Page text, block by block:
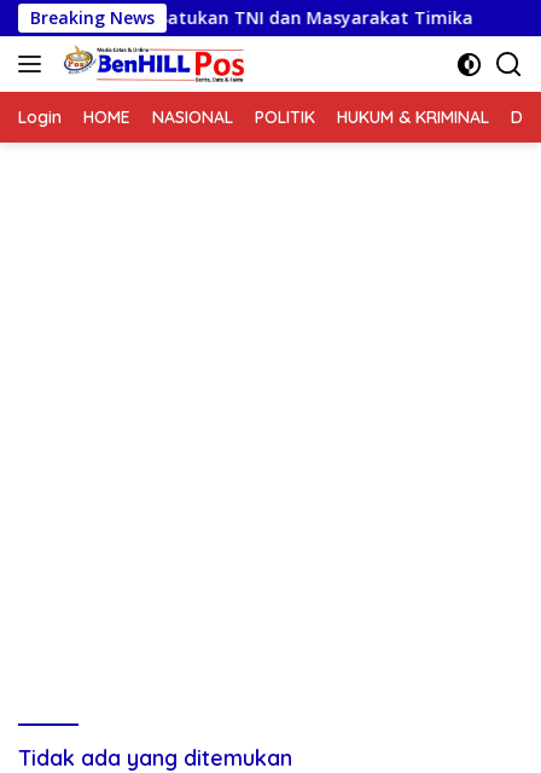
Langsung
ke
konten
Breaking News
2026, Satukan TNI dan Masyarakat Timika
Login HOME NASIONAL POLITIK HUKUM & KRIMINAL
Tidak ada yang ditemukan